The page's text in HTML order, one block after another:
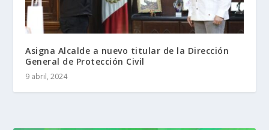
Asigna Alcalde a nuevo titular de la Dirección
General de Protección Civil
9 abril, 2024